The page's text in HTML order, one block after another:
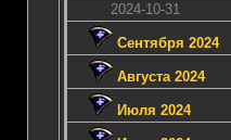
2024-10-31
Сентября 2024
Августа 2024
Июля 2024